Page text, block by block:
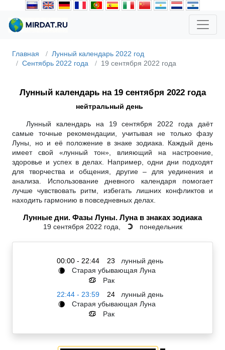
Главная
Лунный календарь 2022 год
Сентябрь 2022 года
19 сентября 2022 года
Лунный календарь на 19 сентября 2022 года
нейтральный день
Лунный календарь на 19 сентября 2022 года даёт
самые точные рекомендации, учитывая не только фазу
Луны, но и её положение в знаке зодиака. Каждый день
имеет свой «лунный тон», влияющий на настроение,
здоровье и успех в делах. Например, одни дни подходят
для творчества и общения, другие – для уединения и
анализа. Использование дневного календаря помогает
лучше чувствовать ритм, избегать лишних конфликтов и
находить гармонию в повседневных делах.
Лунные дни. Фазы Луны. Луна в знаках зодиака
19 сентября 2022 года, ☽ понедельник
00:00 - 22:44 23 лунный день
🌘 Старая убывающая Луна
♋
Рак
22:44 - 23:59
24 лунный день
🌘 Старая убывающая Луна
♋ Рак